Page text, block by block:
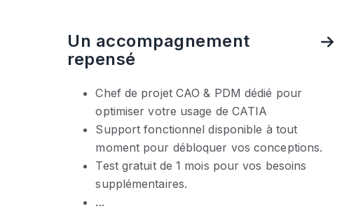
Un accompagnement
repensé
Chef de projet CAO & PDM dédié pour
optimiser votre usage de CATIA
Support fonctionnel disponible à tout
moment pour débloquer vos conceptions.
Test gratuit de 1 mois pour vos besoins
supplémentaires.
...